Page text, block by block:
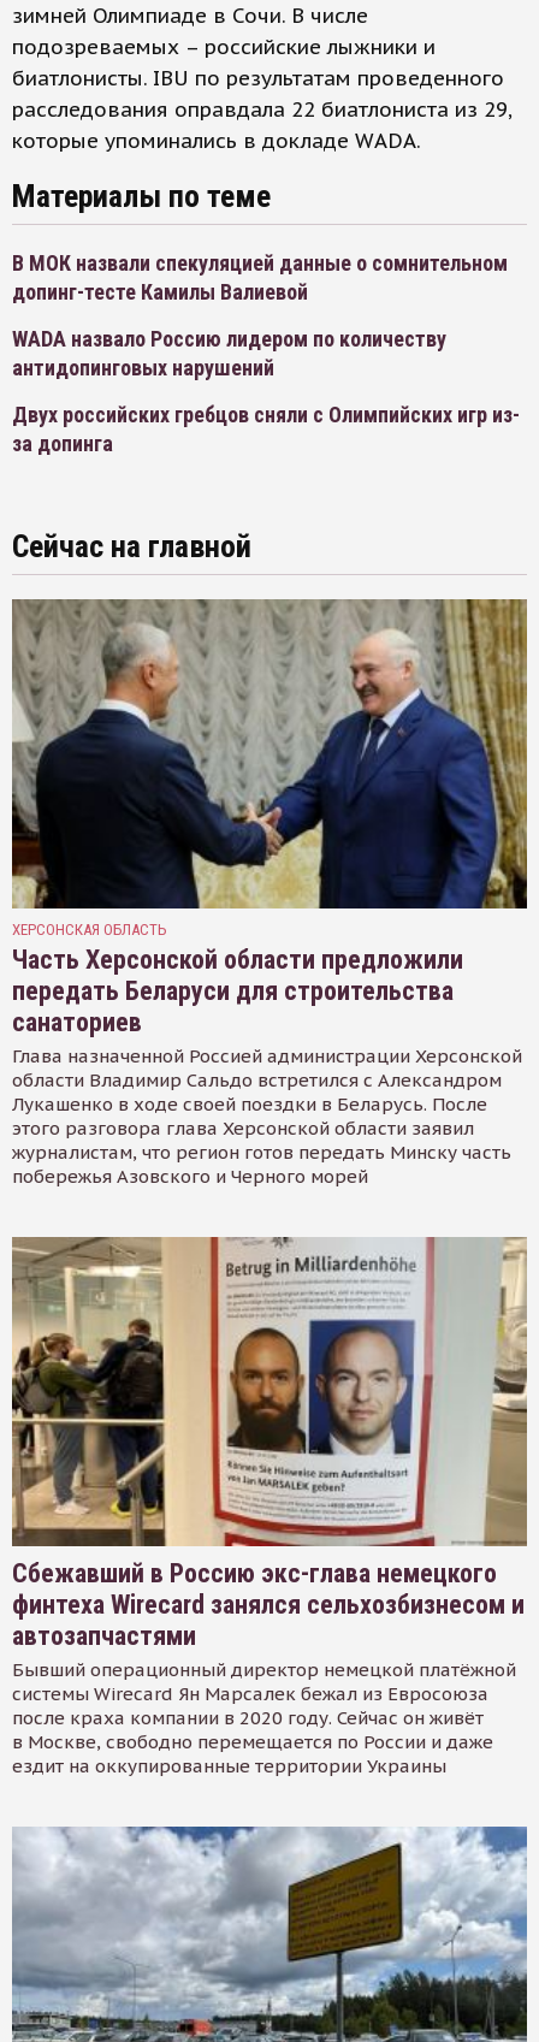
зимней Олимпиаде в Сочи. В числе
подозреваемых – российские лыжники и
биатлонисты. IBU по результатам проведенного
расследования оправдала 22 биатлониста из 29,
которые упоминались в докладе WADA.
Материалы по теме
В МОК назвали спекуляцией данные о сомнительном
допинг-тесте Камилы Валиевой
WADA назвало Россию лидером по количеству
антидопинговых нарушений
Двух российских гребцов сняли с Олимпийских игр из-
за допинга
Сейчас на главной
ХЕРСОНСКАЯ ОБЛАСТЬ
Часть Херсонской области предложили
передать Беларуси для строительства
санаториев
Глава назначенной Россией администрации Херсонской
области Владимир Сальдо встретился с Александром
Лукашенко в ходе своей поездки в Беларусь. После
этого разговора глава Херсонской области заявил
журналистам, что регион готов передать Минску часть
побережья Азовского и Черного морей
Сбежавший в Россию экс-глава немецкого
финтеха Wirecard занялся сельхозбизнесом и
автозапчастями
Бывший операционный директор немецкой платёжной
системы Wirecard Ян Марсалек бежал из Евросоюза
после краха компании в 2020 году. Сейчас он живёт
в Москве, свободно перемещается по России и даже
ездит на оккупированные территории Украины